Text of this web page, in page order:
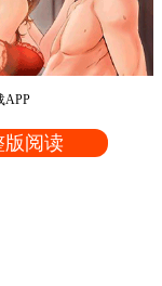
APP
版阅读